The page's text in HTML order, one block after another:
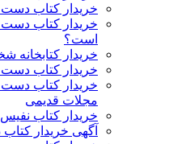
خریدار کتاب دست
خریدار کتاب دست
است؟
خریدار کتابخانه
خریدار کتاب
خریدار کتاب دست
مجلات قدیمی
خریدار کتاب نفیس
آگهی خریدار